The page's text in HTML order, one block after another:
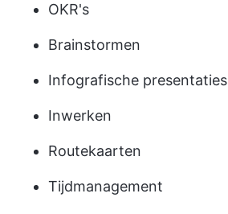
OKR's
Brainstormen
Infografische presentaties
Inwerken
Routekaarten
Tijdmanagement